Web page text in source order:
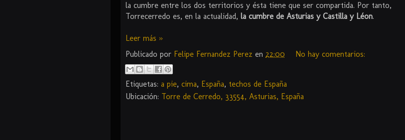
la cumbre entre los dos territorios y ésta tiene que ser compartida. Por tanto,
Torrecerredo es, en la actualidad, la cumbre de Asturias y Castilla y Léon.
Leer más »
Publicado por Felipe Fernandez Perez en 22:00 No hay comentarios:
Etiquetas: a pie, cima, España, techos de España
Ubicación: Torre de Cerredo, 33554, Asturias, España